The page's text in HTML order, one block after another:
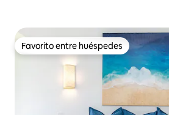
Favorito entre huéspedes
Favorito entre huéspedes